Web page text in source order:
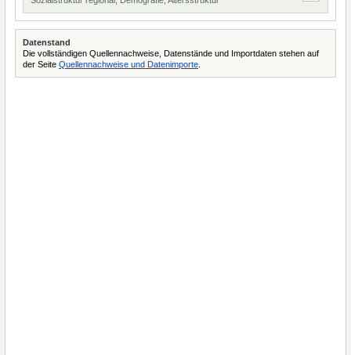
Datenstand
Die vollständigen Quellennachweise, Datenstände und Importdaten stehen auf
der Seite Quellennachweise und Datenimporte